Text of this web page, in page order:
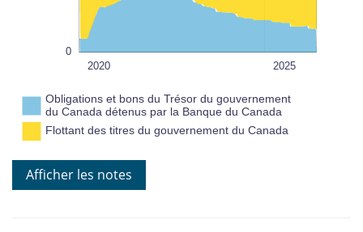
0
L
2020
2022
2024
2030 2025
Obligations et bons du Trésor du gouvernement
du Canada détenus par la Banque du Canada
Flottant des titres du gouvernement du Canada
Nota : Le
flottant des titres du gouvernement du Canada
correspond à l’encours total des obligations et des bons du Trésor
Afficher les notes